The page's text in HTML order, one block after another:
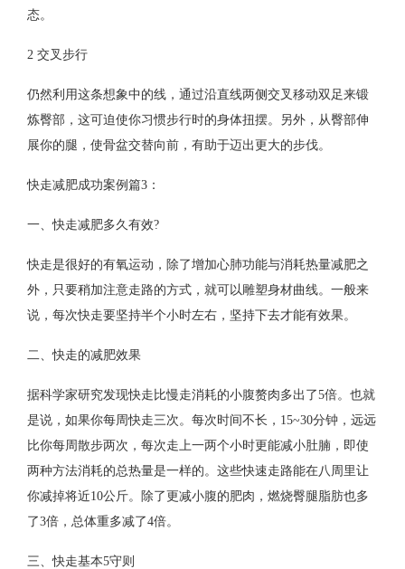
态。
2 交叉步行
仍然利用这条想象中的线，通过沿直线两侧交叉移动双足来锻
炼臀部，这可迫使你习惯步行时的身体扭摆。另外，从臀部伸
展你的腿，使骨盆交替向前，有助于迈出更大的步伐。
快走减肥成功案例篇3：
一、快走减肥多久有效?
快走是很好的有氧运动，除了增加心肺功能与消耗热量减肥之
外，只要稍加注意走路的方式，就可以雕塑身材曲线。一般来
说，每次快走要坚持半个小时左右，坚持下去才能有效果。
二、快走的减肥效果
据科学家研究发现快走比慢走消耗的小腹赘肉多出了5倍。也就
是说，如果你每周快走三次。每次时间不长，15~30分钟，远远
比你每周散步两次，每次走上一两个小时更能减小肚腩，即使
两种方法消耗的总热量是一样的。这些快速走路能在八周里让
你减掉将近10公斤。除了更减小腹的肥肉，燃烧臀腿脂肪也多
了3倍，总体重多减了4倍。
三、快走基本5守则